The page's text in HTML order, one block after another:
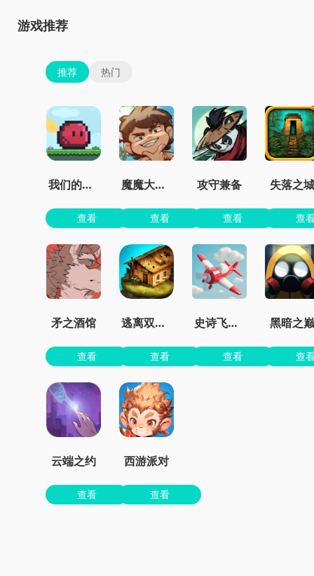
游戏推荐
推荐 热门
我们的世界
查看
魔魔大冒险官方正版
查看
攻守兼备
查看
失落之城
查
矛之酒馆
查看
逃离双塔湾
查看
史诗飞机进化
查看
黑暗之巅
查
云端之约
查看
西游派对
查看